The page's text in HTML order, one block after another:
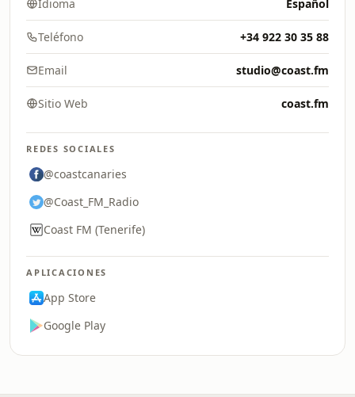
Idioma Español
Teléfono +34 922 30 35 88
Email studio@coast.fm
Sitio Web coast.fm
REDES SOCIALES
@coastcanaries
@Coast_FM_Radio
Coast FM (Tenerife)
APLICACIONES
App Store
Google Play